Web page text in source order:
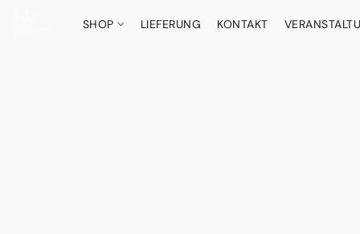
SHOP LIEFERUNG KONTAKT